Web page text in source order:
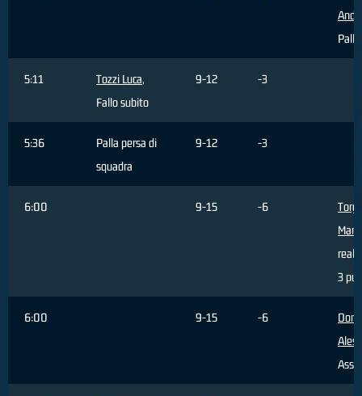
5:11 Tozzi Luca,
Fallo subito
9-12 -3
5:36
Palla persa di
squadra
9-12 -3
6:00 9-15 -6
3
6:00 9-15 -6